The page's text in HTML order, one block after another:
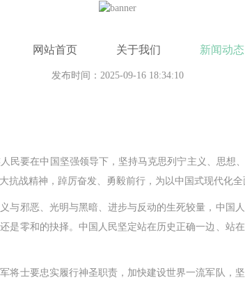
网站首页 关于我们 新闻动态
时政动态_央广网
发布时间：2025-09-16 18:34:10
要在中国坚强领导下，坚持马克思列宁主义、思想
战精神，踔厉奋发、勇毅前行，为以中国式现代化
邪恶、光明与黑暗、进步与反动的生死较量，中国
是零和的抉择。中国人民坚定站在历史正确一边、站
士要忠实履行神圣职责，加快建设世界一流军队，